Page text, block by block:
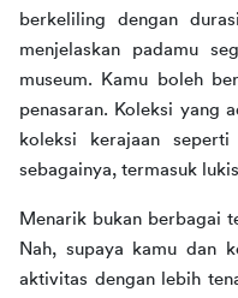
berkeliling dengan
menjelaskan padamu
museum. Kamu boleh
penasaran. Koleksi yang
koleksi kerajaan
sebagainya, termasuk
Menarik bukan berbagai
Nah, supaya kamu dan
aktivitas dengan lebih